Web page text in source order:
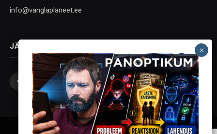
info@vanglaplaneet.ee
JÄLGI SOTSIAALMEEDIAS
Facebook
X
(Twitter)
InstagramYouTubeTelegram